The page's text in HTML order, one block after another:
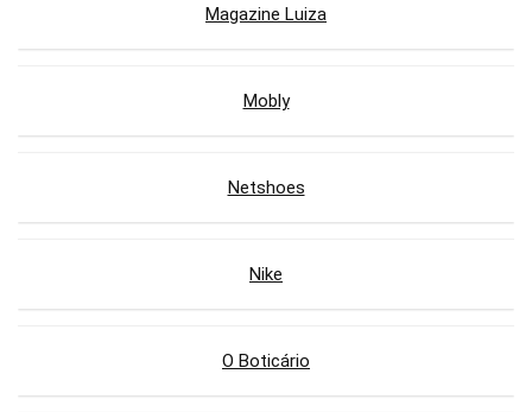
Magazine Luiza
Mobly
Netshoes
Nike
O Boticário